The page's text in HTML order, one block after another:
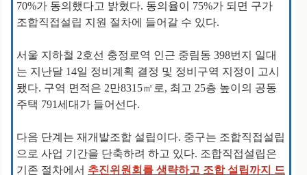
70%가 동의했다고 밝혔다. 동의율이 75%가 되면 구가
조합직접설립 지원 절차에 들어갈 수 있다.
서울 지하철 2호선 충정로역 인근 중림동 398번지 일대
는 지난달 14일 정비계획 결정 및 정비구역 지정이 고시
됐다. 구역 면적은 2만8315㎡로, 최고 25층 높이의 공동
주택 791세대가 들어선다.
다음 단계는 재개발조합 설립이다. 중구는 조합직접설립
으로 사업 기간을 단축하려 하고 있다. 조합직접설립은
기존 절차에서 추진위원회를 생략하고 조합 설립까지 드